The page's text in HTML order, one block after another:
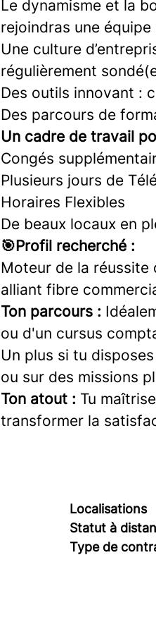
Le dynamisme et la
rejoindras une
Une culture
régulièrement
Des outils innovant :
Des parcours de
Un cadre de travail
Congés
Plusieurs jours de
Horaires Flexibles
De beaux locaux en
🎯Profil recherché :
Moteur de la réussite
alliant fibre
Ton parcours :
ou d'un cursus
Un plus si tu
ou sur des missions
Ton atout : Tu
transformer la
Localisations
Statut à
Type de